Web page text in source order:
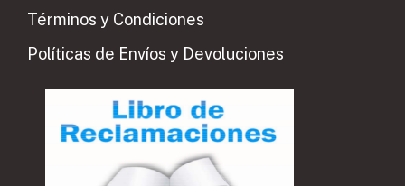
Términos y Condiciones
Políticas de Envíos y Devoluciones